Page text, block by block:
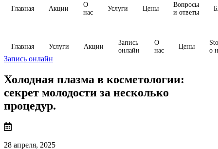
Главная Акции
О
нас
Услуги Цены
Вопросы
и ответы
Главная Услуги Акции
Запись
онлайн
О
нас
Цены
о
Запись онлайн
Холодная плазма в косметологии:
секрет молодости за несколько
процедур.
28 апреля, 2025